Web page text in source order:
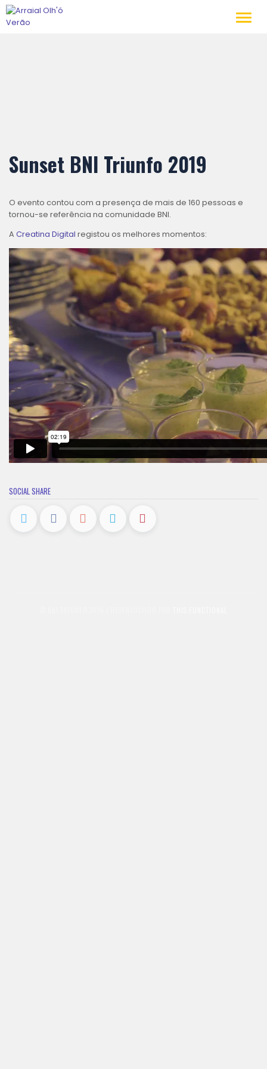
Sunset BNI Triunfo 2019
O evento contou com a presença de mais de 160 pessoas e
tornou-se referência na comunidade BNI.
A Creatina Digital registou os melhores momentos:
SOCIAL SHARE